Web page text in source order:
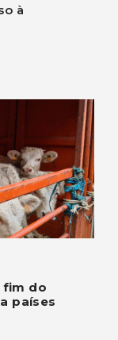
à
fim do
países